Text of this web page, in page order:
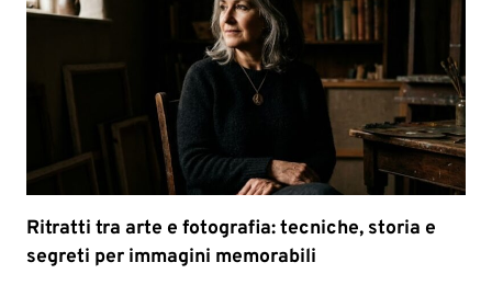
Ritratti tra arte e fotografia: tecniche, storia e
segreti per immagini memorabili